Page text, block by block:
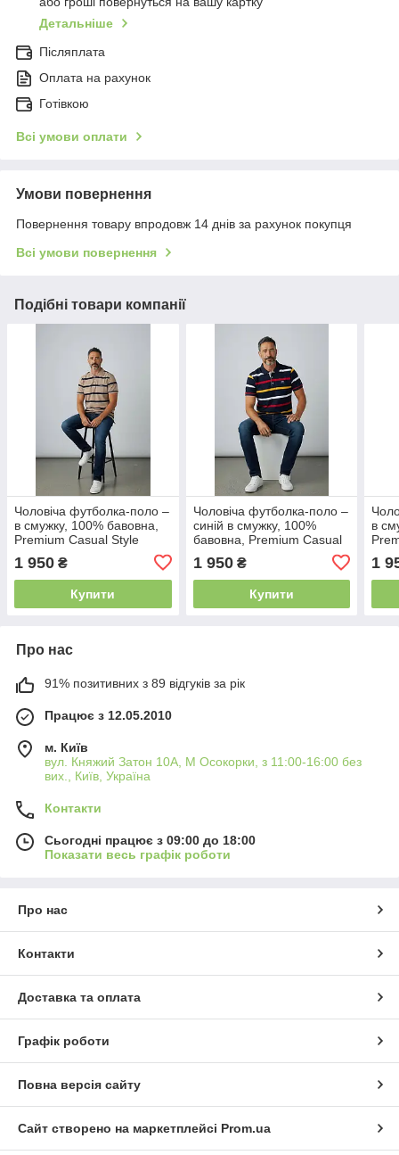
Детальніше
Післяплата
Оплата на рахунок
Готівкою
Всі умови оплати
Умови повернення
Повернення товару впродовж 14 днів за рахунок покупця
Всі умови повернення
Подібні товари компанії
Чоловіча футболка-поло –
в смужку, 100% бавовна,
Premium Casual Style
1 950 ₴
Купити
Чоловіча футболка-поло –
синій в смужку, 100%
бавовна, Premium Casual
1 950₴
Купити
в
1
Про нас
91% позитивних з 89 відгуків за рік
Працює з 12.05.2010
м. Київ
вул. Княжий Затон 10А, М Осокорки, з 11:00-16:00 без
вих., Київ, Україна
Контакти
Сьогодні працює з 09:00 до 18:00
Показати весь графік роботи
Про нас
Контакти
Доставка та оплата
Графік роботи
Повна версія сайту
Сайт створено на маркетплейсі Prom.ua